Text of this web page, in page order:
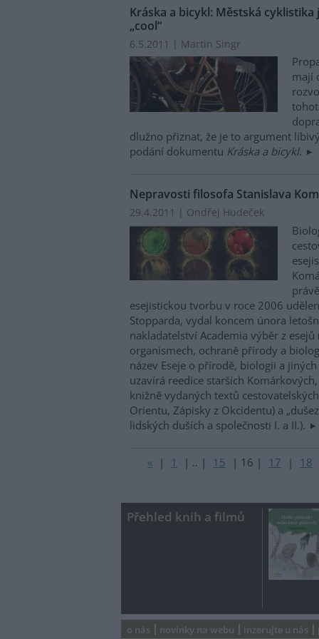
Kráska a bicykl: Městská cyklistika
„cool“
6.5.2011 | Martin Singr
mají
dlužno přiznat, že je to argument
podání dokumentu Kráska a bicykl.
Nepravosti filosofa Stanislava
29.4.2011 | Ondřej Hudeček
esejistickou tvorbu v roce 2006
Stopparda, vydal koncem února
nakladatelství Academia výběr z esejů
organismech, ochraně přírody a
název Eseje o přírodě, biologii a
uzavírá reedice starších
knižně vydaných textů
Orientu, Zápisky z Okcidentu) a
lidských duších a společnosti I. a II.).
« | 1 | .. | 15 | 16 | 17 | 18
Přehled knih a filmů
o nás novinky na webu inzerujte u nás